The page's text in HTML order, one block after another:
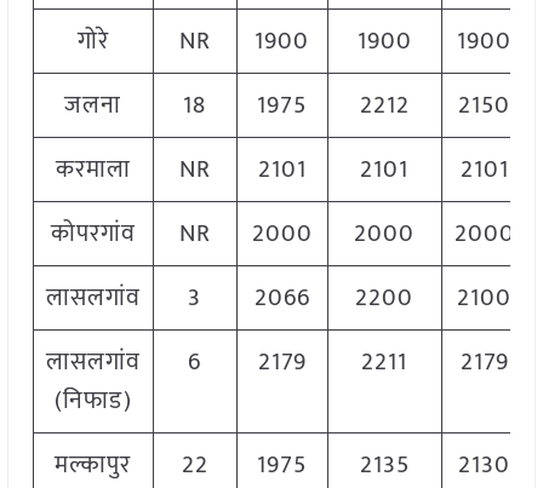
गोरे
NR 1900 1900
1900
जलना
18 1975 2212
2150
करमाला
NR 2101 2101
2101
कोपरगांव
NR 2000 2000
2000
लासलगांव
3 2066 2200
2100
लासलगांव
(निफाड)
6 2179 2211 2179
मल्कापुर 22 1975 2135
2130